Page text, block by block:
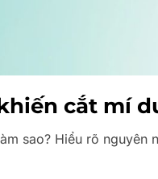
cắt mí
sao? Hiểu rõ